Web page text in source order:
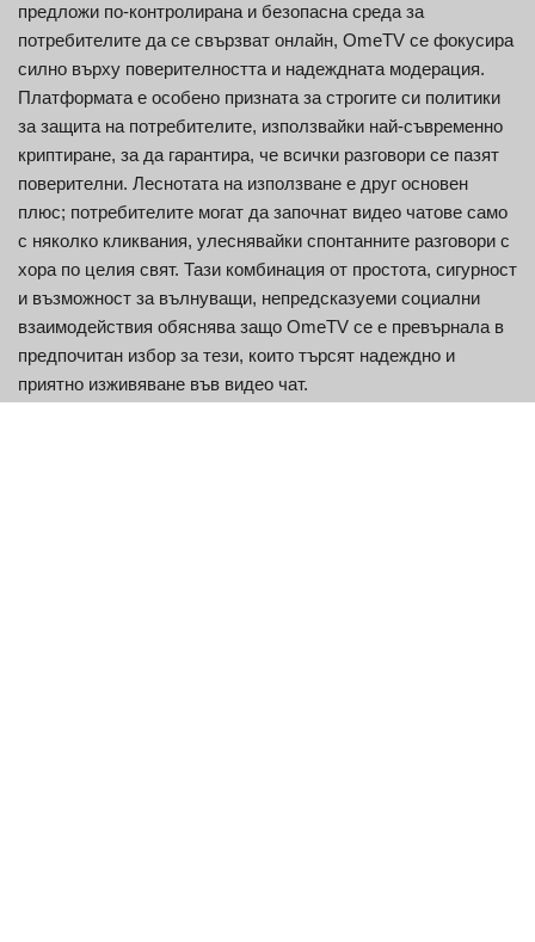
предложи по-контролирана и безопасна среда за
потребителите да се свързват онлайн, OmeTV се фокусира
силно върху поверителността и надеждната модерация.
Платформата е особено призната за строгите си политики
за защита на потребителите, използвайки най-съвременно
криптиране, за да гарантира, че всички разговори се пазят
поверителни. Леснотата на използване е друг основен
плюс; потребителите могат да започнат видео чатове само
с няколко кликвания, улеснявайки спонтанните разговори с
хора по целия свят. Тази комбинация от простота, сигурност
и възможност за вълнуващи, непредсказуеми социални
взаимодействия обяснява защо OmeTV се е превърнала в
предпочитан избор за тези, които търсят надеждно и
приятно изживяване във видео чат.